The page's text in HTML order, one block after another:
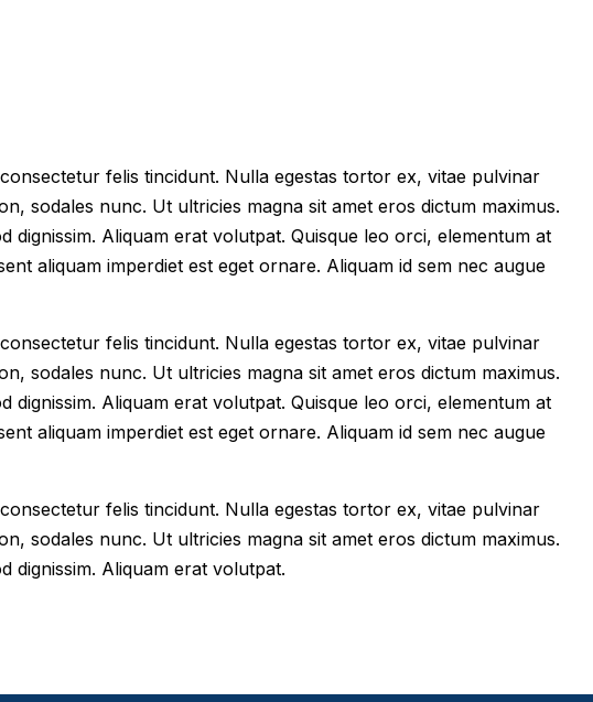
felis tincidunt. Nulla egestas tortor ex, vitae pulvinar
sodales nunc. Ut ultricies magna sit amet eros dictum maximus.
Aliquam erat volutpat. Quisque leo orci, elementum at
aliquam imperdiet est eget ornare. Aliquam id sem nec augue
felis tincidunt. Nulla egestas tortor ex, vitae pulvinar
sodales nunc. Ut ultricies magna sit amet eros dictum maximus.
Aliquam erat volutpat. Quisque leo orci, elementum at
aliquam imperdiet est eget ornare. Aliquam id sem nec augue
felis tincidunt. Nulla egestas tortor ex, vitae pulvinar
sodales nunc. Ut ultricies magna sit amet eros dictum maximus.
dignissim. Aliquam erat volutpat.